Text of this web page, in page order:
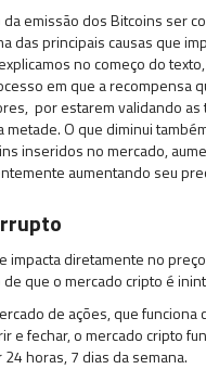
emissão dos Bitcoins ser
das principais causas que
no começo do
em que a recompensa
por estarem validando as
metade. O que diminui
inseridos no mercado,
aumentando seu
impacta diretamente no
que o mercado cripto é
de ações, que funciona
e fechar, o mercado cripto
horas, 7 dias da semana.